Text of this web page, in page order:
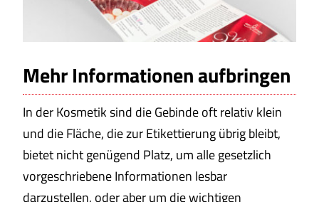
Mehr Informationen aufbringen
In der Kosmetik sind die Gebinde oft relativ klein
und die Fläche, die zur Etikettierung übrig bleibt,
bietet nicht genügend Platz, um alle gesetzlich
vorgeschriebene Informationen lesbar
darzustellen, oder aber um die wichtigen